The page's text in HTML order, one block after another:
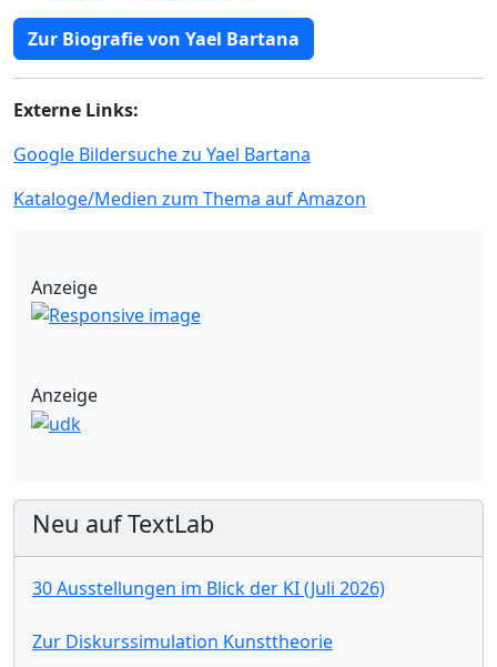
Zur Biografie von Yael Bartana
Externe Links:
Google Bildersuche zu Yael Bartana
Kataloge/Medien zum Thema auf Amazon
Anzeige
Anzeige
Neu auf TextLab
30 Ausstellungen im Blick der KI (Juli 2026)
Zur Diskurssimulation Kunsttheorie